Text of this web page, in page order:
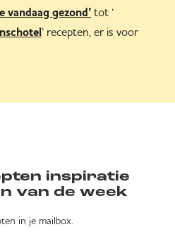
vandaag gezond’ tot ‘
’ recepten, er is voor
inspiratie
van de week
in je mailbox.